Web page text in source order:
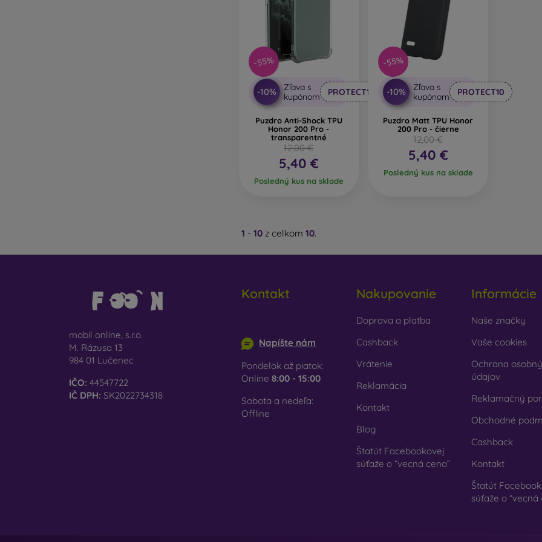
-55%
-10%
Zľava s
kupónom
PROTECT10
Puzdro Anti-Shock TPU
Honor 200 Pro -
transparentné
12,00 €
5,40 €
Posledný kus na sklade
-55%
-10%
Zľava s
kupónom
PROTECT10
Puzdro Matt TPU Honor
200 Pro - čierne
12,00 €
5,40 €
Posledný kus na sklade
1 - 10 z celkom 10.
mobil online, s.r.o.
M. Rázusa 13
984 01 Lučenec
IČO: 44547722
IČ DPH: SK2022734318
Kontakt
Napíšte nám
Pondelok až piatok:
Online 8:00 - 15:00
Sobota a nedeľa:
Offline
Nakupovanie
Doprava a platba
Cashback
Vrátenie
Reklamácia
Kontakt
Blog
Štatút Facebookovej
súťaže o “vecná cena”
Informácie
Naše značky
Vaše cookies
Ochrana
údajov
Reklamačný
Obchodné
Cashback
Kontakt
Štatút
súťaže o “vecná